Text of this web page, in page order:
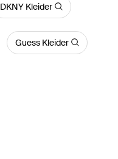
DKNY Kleider
Guess Kleider